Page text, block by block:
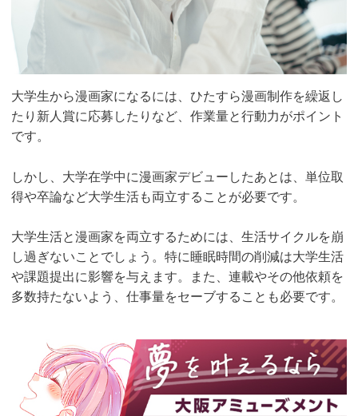
大学生から漫画家になるには、ひたすら漫画制作を繰返し
たり新人賞に応募したりなど、作業量と行動力がポイント
です。
しかし、大学在学中に漫画家デビューしたあとは、単位取
得や卒論など大学生活も両立することが必要です。
大学生活と漫画家を両立するためには、生活サイクルを崩
し過ぎないことでしょう。特に睡眠時間の削減は大学生活
や課題提出に影響を与えます。また、連載やその他依頼を
多数持たないよう、仕事量をセーブすることも必要です。